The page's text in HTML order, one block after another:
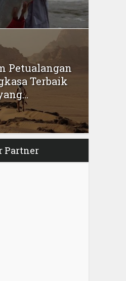
Petualangan
Terbaik
Partner